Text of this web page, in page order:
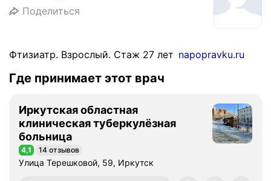
Поделиться
Фтизиатр. Взрослый. Стаж 27 лет napopravku.ru
Где принимает этот врач
Иркутская областная
клиническая туберкулёзная
больница
Рейтинг 4,1 из 5
4,1 14 отзывов
Улица Терешковой, 59, Иркутск